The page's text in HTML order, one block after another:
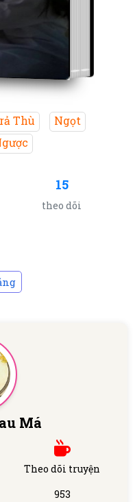
Thù
Ngọt
15
theo dõi
Má
Theo dõi truyện
953